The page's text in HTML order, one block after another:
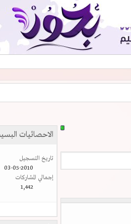
الاحصائيات
تاريخ التسجيل
03-05-2010
إجمالي المشاركات
1,442